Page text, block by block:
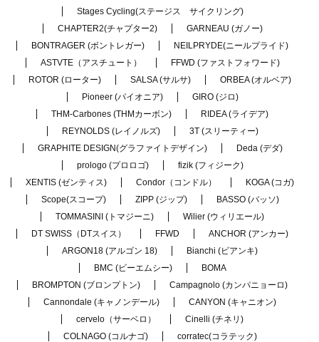
Stages Cycling(ステージス サイクリング)
CHAPTER2(チャプター2)
GARNEAU (ガノー)
BONTRAGER (ボントレガー)
NEILPRYDE(ニールプライド)
ASTVTE（アスチュート）
FFWD (ファストフォワード)
ROTOR (ローター)
SALSA (サルサ)
ORBEA (オルベア)
Pioneer (パイオニア)
GIRO (ジロ)
THM-Carbones (THMカーボン)
RIDEA (ライデア)
REYNOLDS (レイノルズ)
3T (スリーティー)
GRAPHITE DESIGN(グラファイトデザイン)
Deda (デダ)
prologo (プロロゴ)
fizik (フィジーク)
XENTIS (ゼンティス)
Condor（コンドル）
KOGA (コガ)
Scope(スコープ)
ZIPP (ジップ)
BASSO (バッソ)
TOMMASINI (トマジーニ)
Wilier (ウィリエール)
DT SWISS（DTスイス）
FFWD
ANCHOR (アンカー)
ARGON18 (アルゴン 18)
Bianchi (ビアンキ)
BMC (ビーエムシー)
BOMA
BROMPTON (ブロンプトン)
Campagnolo (カンパニョーロ)
Cannondale (キャノンデール)
CANYON (キャニオン)
cervelo（サーベロ）
Cinelli (チネリ)
COLNAGO (コルナゴ)
corratec(コラテック)